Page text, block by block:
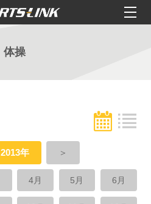
体操
2013年 ＞
4月 5月 6月